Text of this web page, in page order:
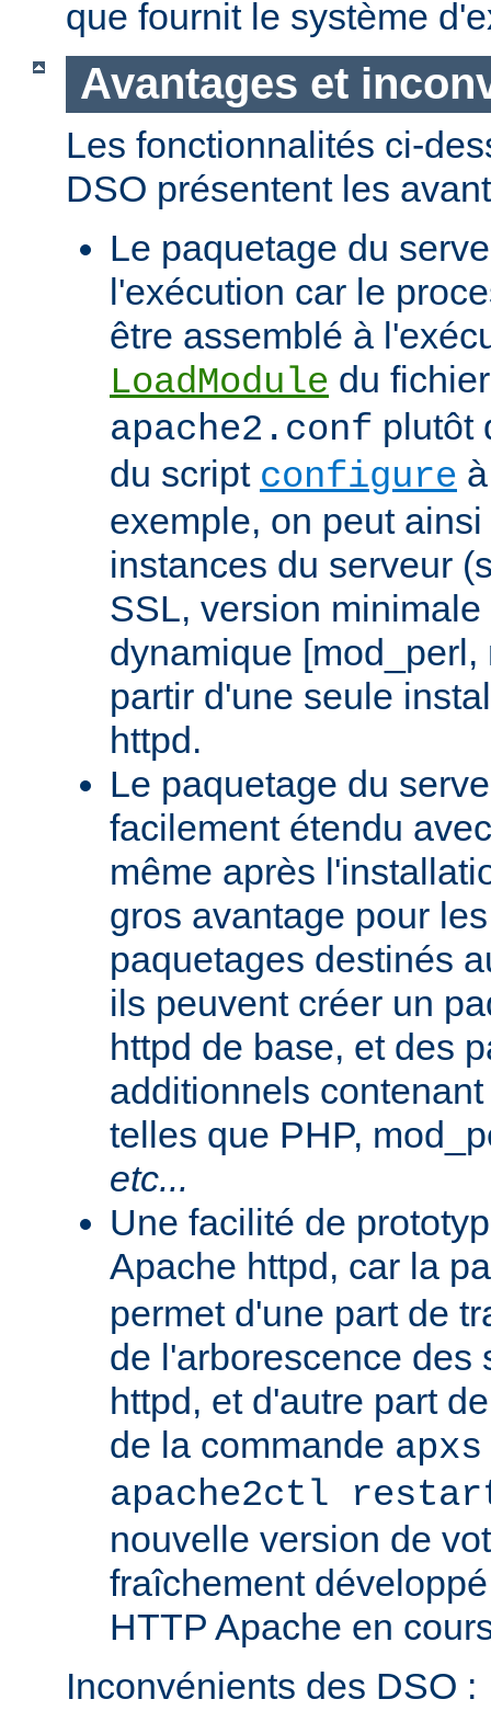
que fournit le système
Avantages et
Les fonctionnalités ci-
DSO présentent les
Le paquetage du
l'exécution car le
être assemblé à
LoadModule du
apache2.conf plutôt
du script configure
exemple, on peut
instances du serveur
SSL, version
dynamique
partir d'une seule
httpd.
Le paquetage du
facilement étendu
même après
gros avantage pour
paquetages destinés
ils peuvent créer un
httpd de base, et des
additionnels
telles que PHP,
etc...
Une facilité de
Apache httpd, car la
permet d'une part de
de l'arborescence des
httpd, et d'autre part
de la commande
apache2ctl
nouvelle version de
fraîchement
HTTP Apache en
Inconvénients des DSO :